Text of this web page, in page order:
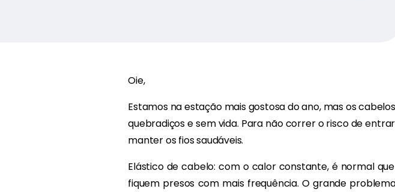
Oie,
Estamos na estação mais gostosa do ano, mas os
quebradiços e sem vida. Para não correr o risco de
manter os fios saudáveis.
Elástico de cabelo: com o calor constante, é normal
fiquem presos com mais frequência. O grande